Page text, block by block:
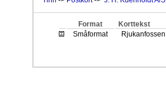
Format
Korttekst
Småformat